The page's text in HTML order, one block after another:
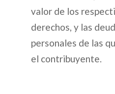
valor de los
derechos, y las
personales de las
el contribuyente.